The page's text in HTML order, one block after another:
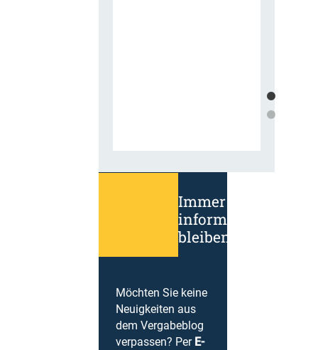
Immer
informiert
bleiben!
Möchten Sie keine
Neuigkeiten aus
dem Vergabeblog
verpassen? Per E-